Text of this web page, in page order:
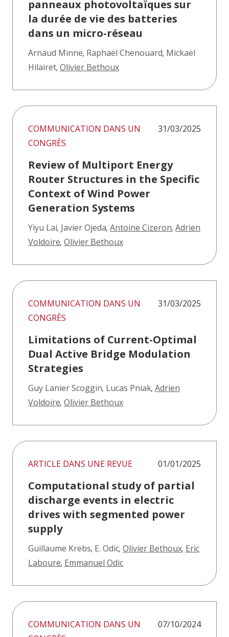
panneaux photovoltaïques sur
la durée de vie des batteries
dans un micro-réseau
Arnaud Minne, Raphaël Chenouard, Mickaël
Hilairet, Olivier Bethoux
COMMUNICATION DANS UN
CONGRÈS
31/03/2025
Review of Multiport Energy
Router Structures in the Specific
Context of Wind Power
Generation Systems
Yiyu Lai, Javier Ojeda, Antoine Cizeron, Adrien
Voldoire, Olivier Bethoux
COMMUNICATION DANS UN
CONGRÈS
31/03/2025
Limitations of Current-Optimal
Dual Active Bridge Modulation
Strategies
Guy Lanier Scoggin, Lucas Pniak, Adrien
Voldoire, Olivier Bethoux
ARTICLE DANS UNE REVUE 01/01/2025
Computational study of partial
discharge events in electric
drives with segmented power
supply
Guillaume Krebs, E. Odic, Olivier Bethoux, Eric
Laboure, Emmanuel Odic
COMMUNICATION DANS UN
07/10/2024